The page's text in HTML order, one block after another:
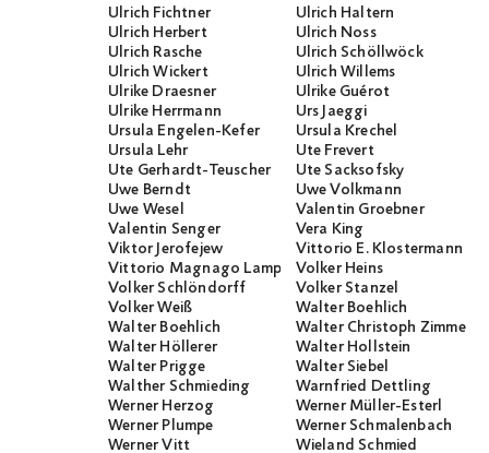
Ulrich Fichtner
Ulrich Haltern
Ulrich Herbert
Ulrich Noss
Ulrich Rasche
Ulrich Schöllwöck
Ulrich Wickert
Ulrich Willems
Ulrike Draesner
Ulrike Guérot
Ulrike Herrmann
Urs Jaeggi
Ursula Engelen-Kefer
Ursula Krechel
Ursula Lehr
Ute Frevert
Ute Gerhardt-Teuscher
Ute Sacksofsky
Uwe Berndt
Uwe Volkmann
Uwe Wesel
Valentin Groebner
Valentin Senger
Vera King
Viktor Jerofejew
Vittorio E. Klostermann
Vittorio Magnago LampugnaniVolker Heins
Volker Schlöndorff
Volker Stanzel
Volker Weiß
Walter Boehlich
Walter Boehlich
Walter Christoph Zimmerli
Walter Höllerer
Walter Hollstein
Walter Prigge
Walter Siebel
Walther Schmieding
Warnfried Dettling
Werner Herzog
Werner Müller-Esterl
Werner Plumpe
Werner Schmalenbach
Werner Vitt
Wieland Schmied